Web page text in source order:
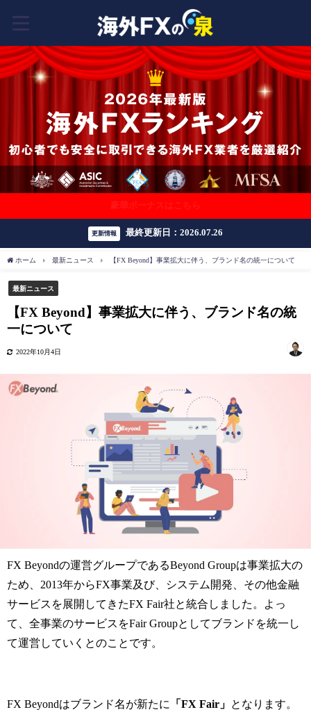
更新情報 最終更新日：2026.07.26
ホーム 最新ニュース 【FX Beyond】事業拡大に伴う、ブランド名の統一について
最新ニュース
【FX Beyond】事業拡大に伴う、ブランド名の統
一について
2022年10月4日
FX Beyondの運営グループであるBeyond Groupは事業拡大の
ため、2013年からFX事業及び、システム開発、その他金融
サービスを展開してきたFX Fair社と統合しました。よっ
て、全事業のサービスをFair Groupとしてブランドを統一し
て運営していくとのことです。
FX Beyondはブランド名が新たに 「FX Fair」 となります。